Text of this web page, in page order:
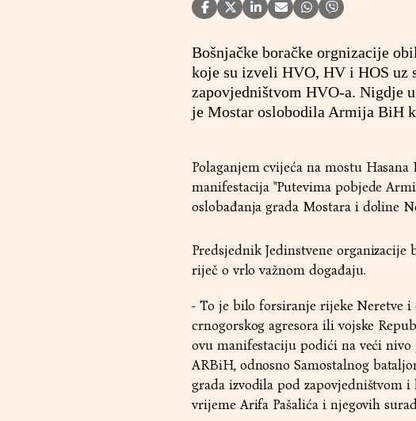
Bošnjačke boračke orgnizacije
koje su izveli HVO, HV i HOS uz
zapovjedništvom HVO-a. Nigdje
je Mostar oslobodila Armija BiH
Polaganjem cvijeća na mostu
manifestacija "Putevima pobjede
oslobađanja grada Mostara i doline
Predsjednik Jedinstvene organizacije
riječ o vrlo važnom događaju.
- To je bilo forsiranje rijeke Neretve i
crnogorskog agresora ili vojske
ovu manifestaciju podići na veći
ARBiH, odnosno Samostalnog
grada izvodila pod zapovjedništvom
vrijeme Arifa Pašalića i njegovih